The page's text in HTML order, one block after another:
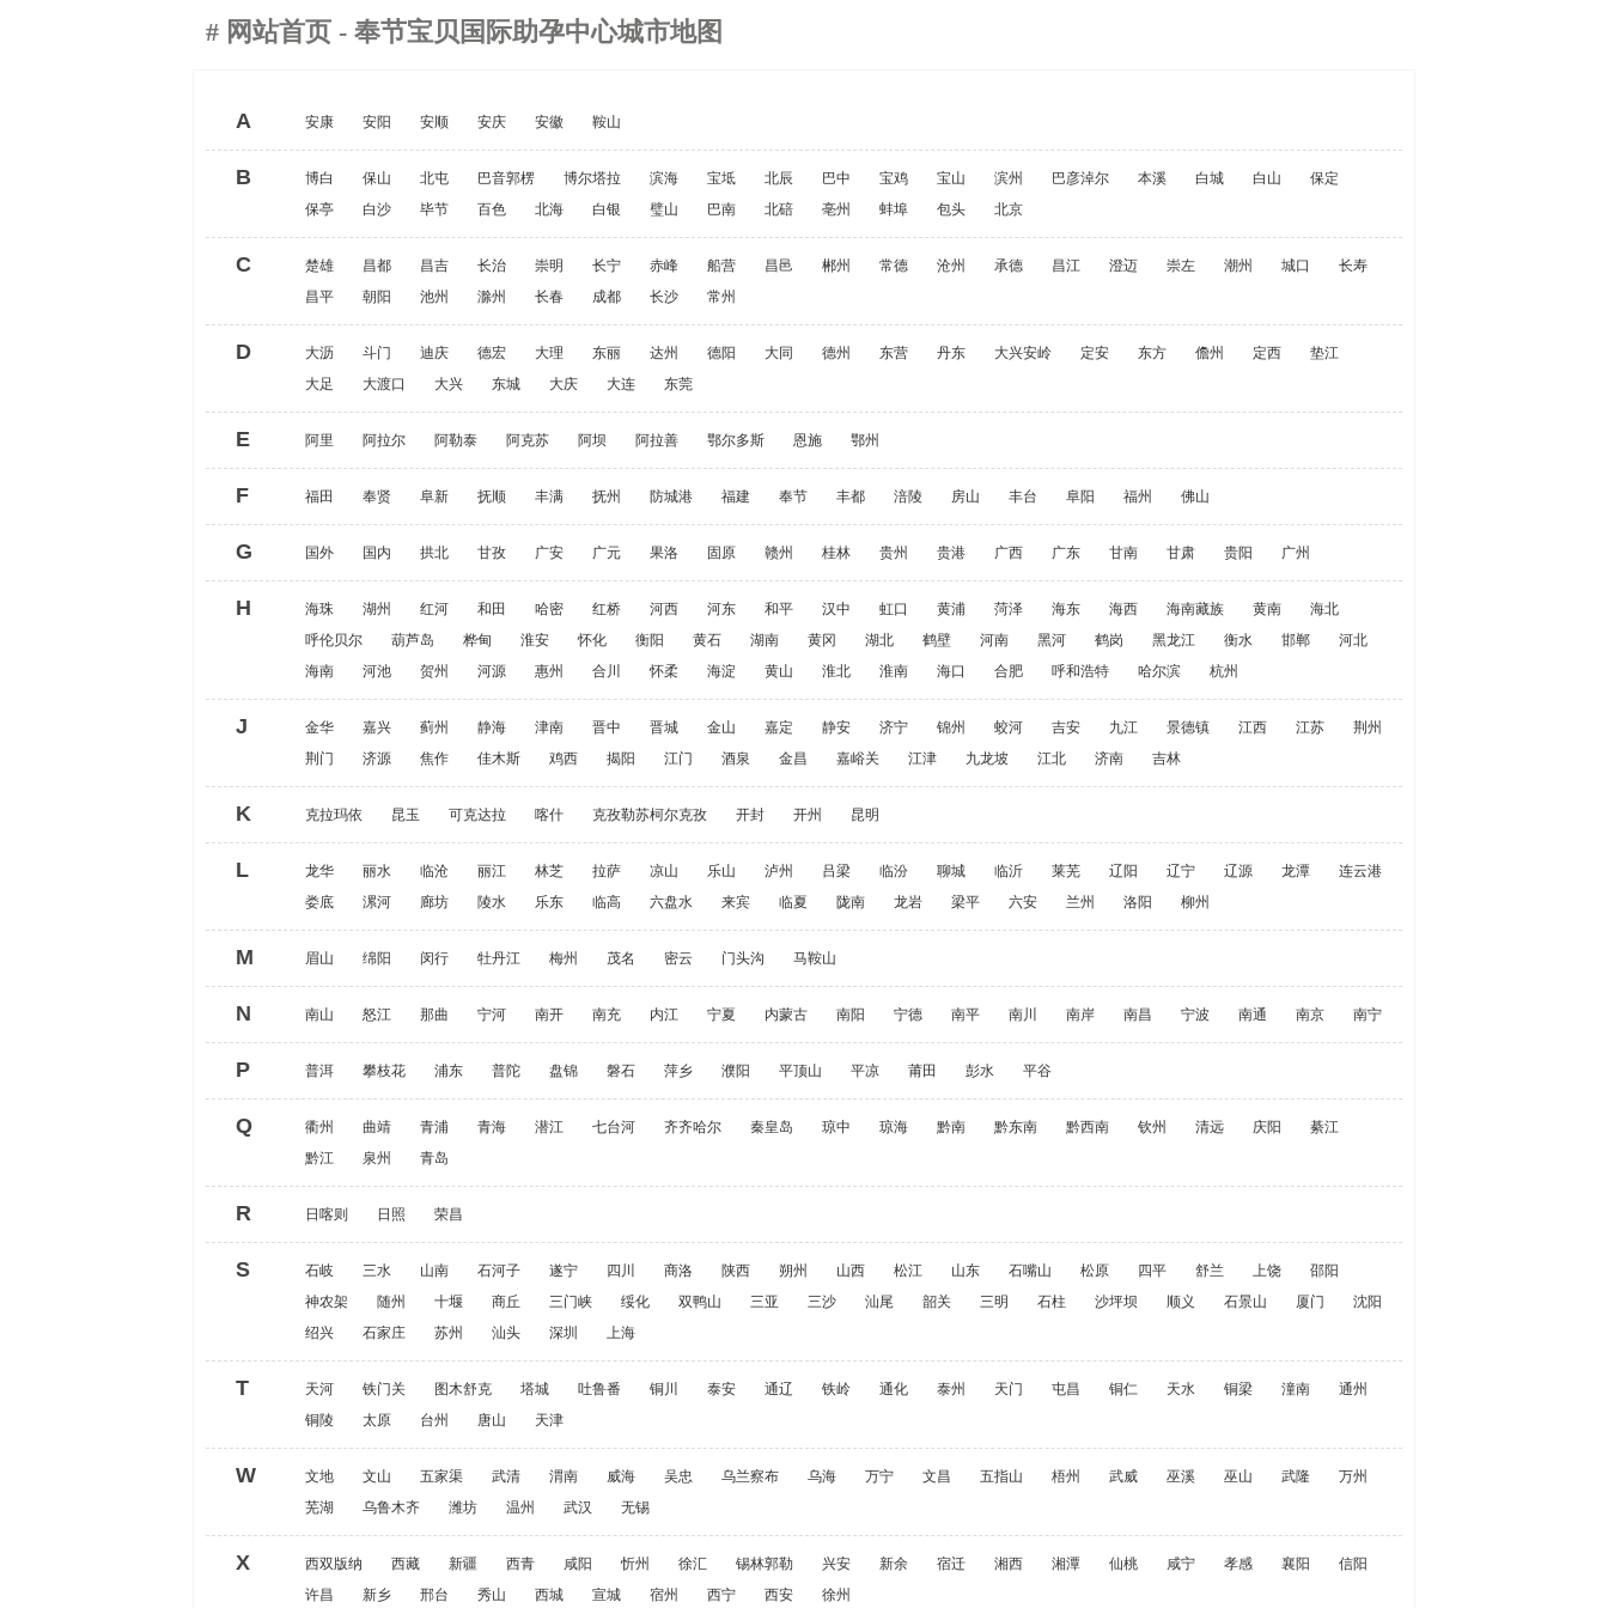
# 网站首页 - 奉节宝贝国际助孕中心城市地图
A 安康 安阳 安顺 安庆 安徽 鞍山
B 博白 保山 北屯 巴音郭楞 博尔塔拉 滨海 宝坻 北辰 巴中 宝鸡 宝山 滨州 巴彦淖尔 本溪 白城 白山
保定
保亭
白沙 毕节 百色 北海 白银 璧山 巴南 北碚 亳州 蚌埠 包头 北京
C 楚雄 昌都 昌吉 长治 崇明 长宁 赤峰 船营 昌邑 郴州 常德 沧州 承德 昌江 澄迈 崇左 潮州 城口
长寿
昌平
朝阳 池州 滁州 长春 成都 长沙 常州
D 大沥 斗门 迪庆 德宏 大理 东丽 达州 德阳 大同 德州 东营 丹东 大兴安岭 定安 东方 儋州 定西
垫江
大足
大渡口 大兴 东城 大庆 大连 东莞
E 阿里 阿拉尔 阿勒泰 阿克苏 阿坝 阿拉善 鄂尔多斯 恩施 鄂州
F 福田 奉贤 阜新 抚顺 丰满 抚州 防城港 福建 奉节 丰都 涪陵 房山 丰台 阜阳 福州 佛山
G 国外 国内 拱北 甘孜 广安 广元 果洛 固原 赣州 桂林 贵州 贵港 广西 广东 甘南 甘肃 贵阳 广州
H 海珠 湖州 红河 和田 哈密 红桥 河西 河东 和平 汉中 虹口 黄浦 菏泽 海东 海西 海南藏族 黄南
海北
呼伦贝尔
葫芦岛 桦甸 淮安 怀化 衡阳 黄石 湖南 黄冈 湖北 鹤壁 河南 黑河 鹤岗 黑龙江 衡水 邯郸
河北
海南
河池 贺州 河源 惠州 合川 怀柔 海淀 黄山 淮北 淮南 海口 合肥 呼和浩特 哈尔滨 杭州
J 金华 嘉兴 蓟州 静海 津南 晋中 晋城 金山 嘉定 静安 济宁 锦州 蛟河 吉安 九江 景德镇 江西 江苏
荆州
荆门
济源 焦作 佳木斯 鸡西 揭阳 江门 酒泉 金昌 嘉峪关 江津 九龙坡 江北 济南 吉林
K 克拉玛依 昆玉 可克达拉 喀什 克孜勒苏柯尔克孜 开封 开州 昆明
L 龙华 丽水 临沧 丽江 林芝 拉萨 凉山 乐山 泸州 吕梁 临汾 聊城 临沂 莱芜 辽阳 辽宁 辽源 龙潭
连云港
娄底
漯河 廊坊 陵水 乐东 临高 六盘水 来宾 临夏 陇南 龙岩 梁平 六安 兰州 洛阳 柳州
M 眉山 绵阳 闵行 牡丹江 梅州 茂名 密云 门头沟 马鞍山
N 南山 怒江 那曲 宁河 南开 南充 内江 宁夏 内蒙古 南阳 宁德 南平 南川 南岸 南昌 宁波 南通 南京 南宁
P 普洱 攀枝花 浦东 普陀 盘锦 磐石 萍乡 濮阳 平顶山 平凉 莆田 彭水 平谷
Q 衢州 曲靖 青浦 青海 潜江 七台河 齐齐哈尔 秦皇岛 琼中 琼海 黔南 黔东南 黔西南 钦州 清远 庆阳
綦江
黔江
泉州 青岛
R 日喀则 日照 荣昌
S 石岐 三水 山南 石河子 遂宁 四川 商洛 陕西 朔州 山西 松江 山东 石嘴山 松原 四平 舒兰 上饶
邵阳
神农架
随州 十堰 商丘 三门峡 绥化 双鸭山 三亚 三沙 汕尾 韶关 三明 石柱 沙坪坝 顺义 石景山 厦门
沈阳
绍兴
石家庄 苏州 汕头 深圳 上海
T 天河 铁门关 图木舒克 塔城 吐鲁番 铜川 泰安 通辽 铁岭 通化 泰州 天门 屯昌 铜仁 天水 铜梁 潼南
通州
铜陵
太原 台州 唐山 天津
W 文地 文山 五家渠 武清 渭南 威海 吴忠 乌兰察布 乌海 万宁 文昌 五指山 梧州 武威 巫溪 巫山 武隆
万州
芜湖
乌鲁木齐 潍坊 温州 武汉 无锡
X 西双版纳 西藏 新疆 西青 咸阳 忻州 徐汇 锡林郭勒 兴安 新余 宿迁 湘西 湘潭 仙桃 咸宁 孝感 襄阳
信阳
许昌
新乡 邢台 秀山 西城 宣城 宿州 西宁 西安 徐州